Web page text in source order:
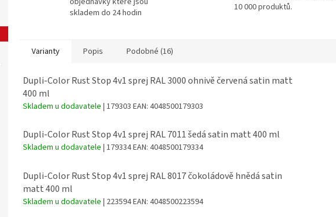
skladem do 24 hodin
10 000 produktů.
Varianty Popis Podobné (16)
Dupli-Color Rust Stop 4v1 sprej RAL 3000 ohnivě červená satin matt
400 ml
Skladem u dodavatele | 179303 EAN: 4048500179303
Dupli-Color Rust Stop 4v1 sprej RAL 7011 šedá satin matt 400 ml
Skladem u dodavatele | 179334EAN: 4048500179334
Dupli-Color Rust Stop 4v1 sprej RAL 8017 čokoládově hnědá satin
matt 400 ml
Skladem u dodavatele | 223594EAN: 4048500223594